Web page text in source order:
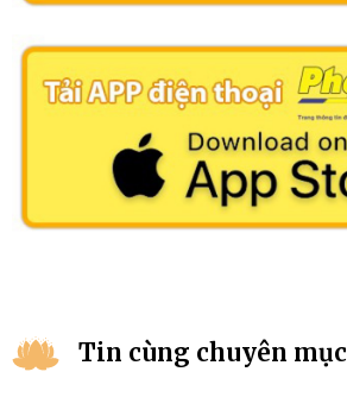
Tin cùng chuyên mục